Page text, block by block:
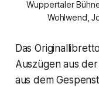
Wuppertaler
Wohlwend,
Das
Auszügen aus
aus dem